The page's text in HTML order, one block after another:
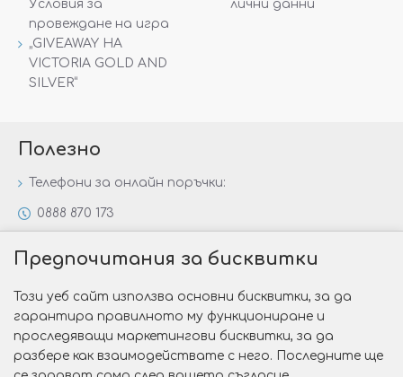
Условия за
провеждане на игра
„GIVEAWAY НА
VICTORIA GOLD AND
SILVER“
лични данни
Полезно
Телефони за онлайн поръчки:
0888 870 173
Специални предложения
Защо да изберете Victoria Gold&Silver?
Как да изберем годежен пръстен?
Предпочитания за бисквитки
Този уеб сайт използва основни бисквитки, за да
гарантира правилното му функциониране и
проследяващи маркетингови бисквитки, за да
разбере как взаимодействате с него. Последните ще